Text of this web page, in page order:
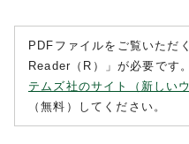
PDFファイルをご覧いただ
Reader（R）」が必要です
テムズ社のサイト（新しい
（無料）してください。